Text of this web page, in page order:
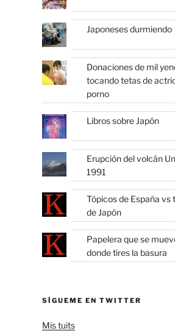
Japoneses durmiendo
Donaciones de mil
tocando tetas de
porno
Libros sobre Japón
Erupción del volcán
1991
Tópicos de España vs
de Japón
Papelera que se
donde tires la basura
SÍGUEME EN TWITTER
Mis tuits